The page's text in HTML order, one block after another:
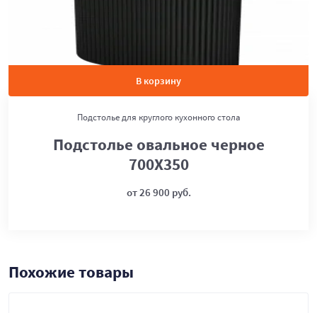
В корзину
Подстолье для круглого кухонного стола
Подстолье овальное черное
700Х350
от 26 900 руб.
Похожие товары